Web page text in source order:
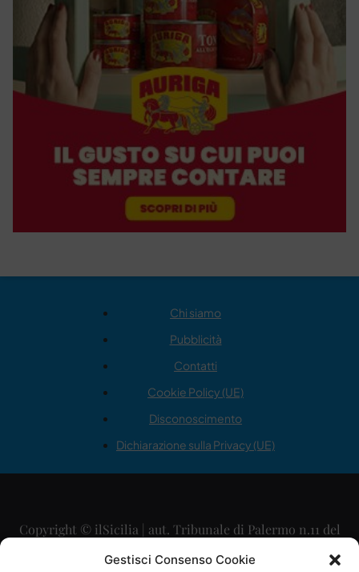
Gestisci Consenso Cookie
Chi siamo
Pubblicità
Contatti
Cookie Policy (UE)
Disconoscimento
Dichiarazione sulla Privacy (UE)
Copyright © ilSicilia | aut. Tribunale di Palermo n.11 del
29/09/2015